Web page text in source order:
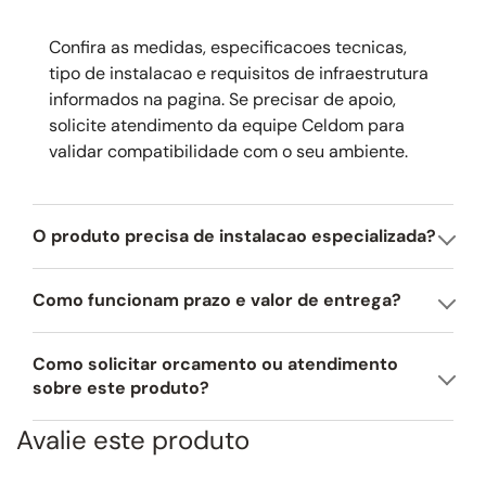
2 queimadores de alta performance Infinity Burner com potência de até
1 selador rápido Rapid Sear que permite selar o alimento sem deixar
escapar o sabor e os nutrientes.
Sistema Rotisserie com infravermelho.
Caixa defumadora em aço inox.
Churrasqueira 100% em aço inox 304 de alta qualidade.
Iluminação interna para eventos noturnos.
Ampla área de cozimento e performance para um cozimento uniforme.
Termômetro para acompanhar a temperatura ideal de cozimento para
cada tipo de alimento.
Confira as medidas, especificacoes tecnicas,
tipo de instalacao e requisitos de infraestrutura
informados na pagina. Se precisar de apoio,
solicite atendimento da equipe Celdom para
validar compatibilidade com o seu ambiente.
O produto precisa de instalacao especializada?
Como funcionam prazo e valor de entrega?
Como solicitar orcamento ou atendimento
sobre este produto?
Avalie este produto